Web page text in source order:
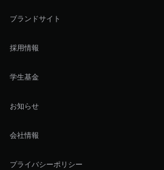
ブランドサイト
採用情報
学生基金
お知らせ
会社情報
プライバシーポリシー